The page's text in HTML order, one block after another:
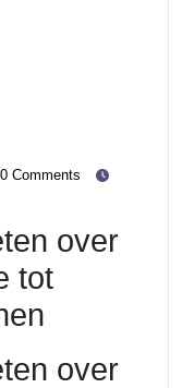
0 Comments
over
tot
over